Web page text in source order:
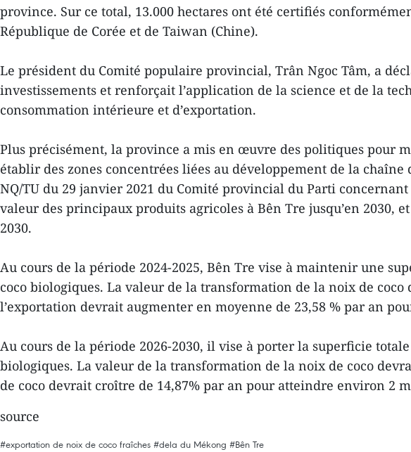
province. Sur ce total, 13.000 hectares ont été certifiés
République de Corée et de Taiwan (Chine).
Le président du Comité populaire provincial, Trân Ngoc Tâm, a
investissements et renforçait l’application de la science et de la
consommation intérieure et d’exportation.
Plus précisément, la province a mis en œuvre des politiques pour
établir des zones concentrées liées au développement de la
NQ/TU du 29 janvier 2021 du Comité provincial du Parti
valeur des principaux produits agricoles à Bên Tre jusqu’en
2030.
Au cours de la période 2024-2025, Bên Tre vise à maintenir une
coco biologiques. La valeur de la transformation de la noix de
l’exportation devrait augmenter en moyenne de 23,58 % par an
Au cours de la période 2026-2030, il vise à porter la superficie
biologiques. La valeur de la transformation de la noix de coco
de coco devrait croître de 14,87% par an pour atteindre environ 2
source
#exportation de noix de coco fraîches #dela du Mékong #Bên Tre